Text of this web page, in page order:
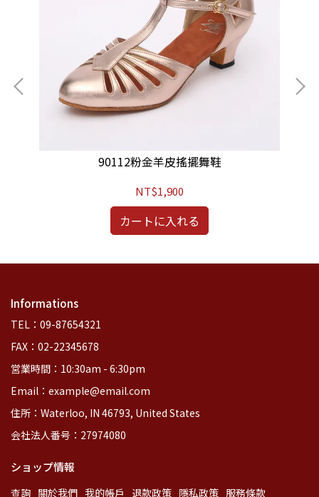
90112粉金羊皮搖擺舞鞋
NT$1,900
カートに入れる
Informations
TEL：09-87654321
FAX：02-22345678
営業時間：10:30am - 6:30pm
Email：example@email.com
住所：Waterloo, IN 46793, United States
会社法人番号：27974080
ショップ情報
查詢 關於我們 我的帳戶 退款政策 隱私政策 服務條款